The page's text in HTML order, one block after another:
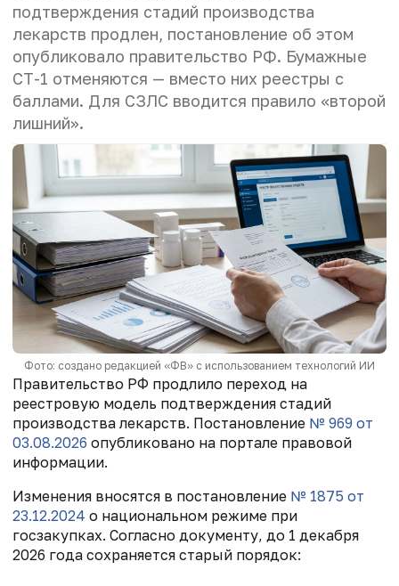
подтверждения стадий производства
лекарств продлен, постановление об этом
опубликовало правительство РФ. Бумажные
СТ-1 отменяются — вместо них реестры с
баллами. Для СЗЛС вводится правило «второй
лишний».
Фото: создано редакцией «ФВ» с использованием технологий ИИ
Правительство РФ продлило переход на
реестровую модель подтверждения стадий
производства лекарств. Постановление № 969 от
03.08.2026 опубликовано на портале правовой
информации.
Изменения вносятся в постановление № 1875 от
23.12.2024 о национальном режиме при
госзакупках. Согласно документу, до 1 декабря
2026 года сохраняется старый порядок: